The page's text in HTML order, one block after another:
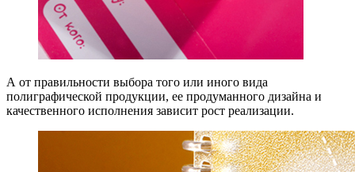
А от правильности выбора того или иного вида
полиграфической продукции, ее продуманного дизайна и
качественного исполнения зависит рост реализации.